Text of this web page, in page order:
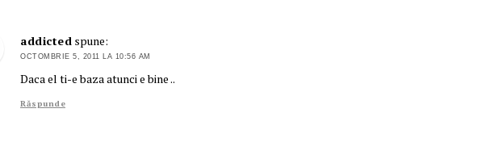
addicted spune:
OCTOMBRIE 5, 2011 LA 10:56 AM
Daca el ti-e baza atunci e bine ..
Răspunde